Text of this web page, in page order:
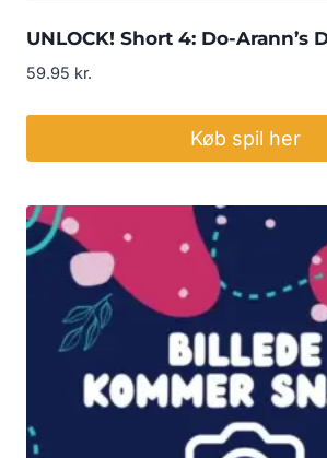
UNLOCK! Short 4: Do-Arann’s
59.95 kr.
Køb spil her